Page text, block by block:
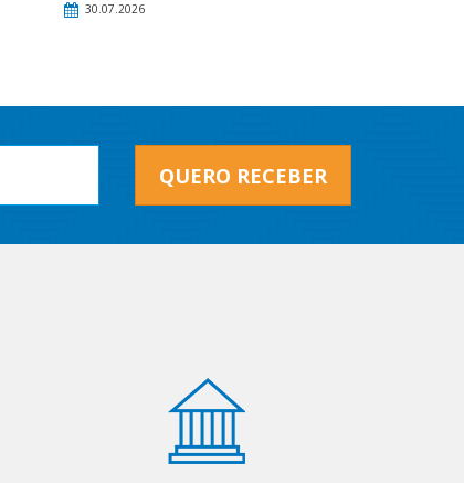
30.07.2026
QUERO RECEBER